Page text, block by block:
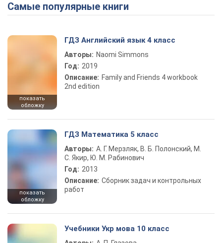
Play Video
Самые популярные книги
показать
обложку
ГДЗ Английский язык 4 класс
Авторы: Naomi Simmons
Год: 2019
Описание: Family and Friends 4 workbook
2nd edition
показать
обложку
ГДЗ Математика 5 класс
Авторы: А. Г. Мерзляк, В. Б. Полонский, М.
С. Якир, Ю. М. Рабинович
Год: 2013
Описание: Сборник задач и контрольных
работ
Учебники Укр мова 10 класс